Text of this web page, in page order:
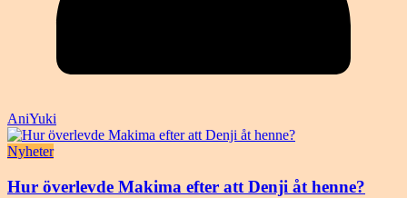
AniYuki
Nyheter
Hur överlevde Makima efter att Denji åt henne?